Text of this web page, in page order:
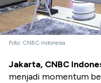
Foto: CNBC Indonesia
Jakarta, CNBC
menjadi momentum